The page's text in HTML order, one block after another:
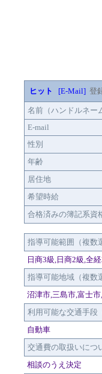
ヒット [E-Mail] 登
名前（ハンドルネー
E-mail
性別
年齢
居住地
希望時給
合格済みの簿記系資
指導可能範囲（複数
日商3級,日商2級,全
指導可能地域（複数
沼津市,三島市,富士
利用可能な交通手段
自動車
交通費の取扱いにつ
相談のうえ決定